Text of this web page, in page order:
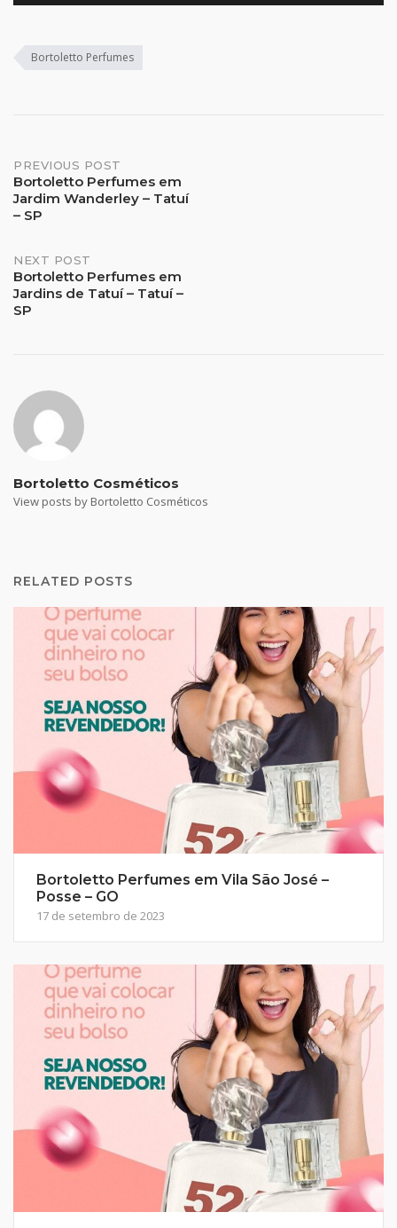
Bortoletto Perfumes
Post
navigation
PREVIOUS POST
Bortoletto Perfumes em
Jardim Wanderley – Tatuí
– SP
NEXT POST
Bortoletto Perfumes em
Jardins de Tatuí – Tatuí –
SP
Bortoletto Cosméticos
View posts by Bortoletto Cosméticos
RELATED POSTS
Bortoletto Perfumes em Vila São José –
Posse – GO
17 de setembro de 2023